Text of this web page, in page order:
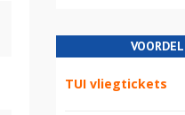
TUI vliegtickets